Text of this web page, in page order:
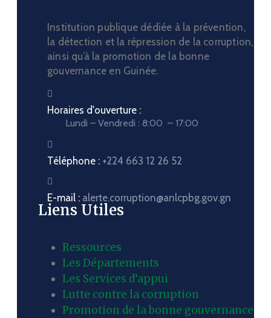
Institution publique dédiée à la prévention,
la détection et la répression de la corruption,
ainsi qu’à la promotion de la bonne
gouvernance en Guinée.
Horaires d'ouverture :
Lundi – Vendredi : 8:00 – 17:00
Téléphone : +224 663 12 26 52
E-mail : alerte.corruption@anlcpbg.gov.gn
Liens Utiles
Ressources
Les Départements
Les Services d’appui
Lutte contre la corruption
Promotion de la bonne gouvernance